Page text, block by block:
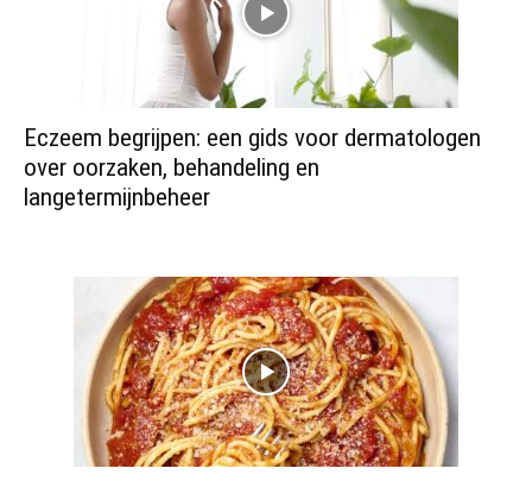
Eczeem begrijpen: een gids voor dermatologen
over oorzaken, behandeling en
langetermijnbeheer